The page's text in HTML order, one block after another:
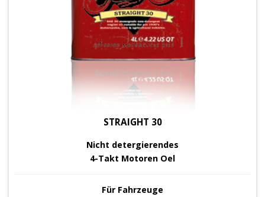
STRAIGHT 30
Nicht detergierendes
4-Takt Motoren Oel
Für Fahrzeuge